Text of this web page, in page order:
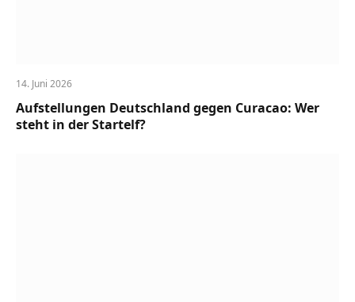
14. Juni 2026
Aufstellungen Deutschland gegen Curacao: Wer
steht in der Startelf?